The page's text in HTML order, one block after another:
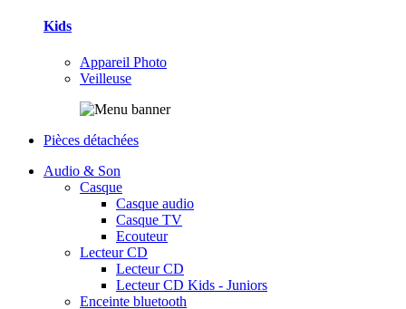
Kids
Appareil Photo
Veilleuse
Pièces détachées
Audio & Son
Casque
Casque audio
Casque TV
Ecouteur
Lecteur CD
Lecteur CD
Lecteur CD Kids - Juniors
Enceinte bluetooth